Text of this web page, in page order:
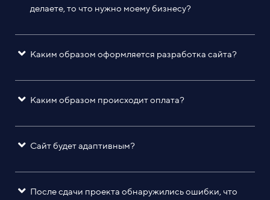
делаете, то что нужно моему бизнесу?
Каким образом оформляется разработка сайта?
Каким образом происходит оплата?
Сайт будет адаптивным?
После сдачи проекта обнаружились ошибки, что